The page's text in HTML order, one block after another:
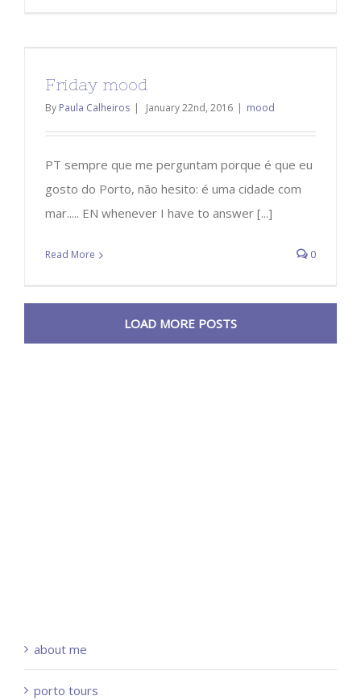
Friday mood
By Paula Calheiros | January 22nd, 2016 | mood
PT sempre que me perguntam porque é que eu
gosto do Porto, não hesito: é uma cidade com
mar..... EN whenever I have to answer [...]
Read More 0
LOAD MORE POSTS
about me
porto tours